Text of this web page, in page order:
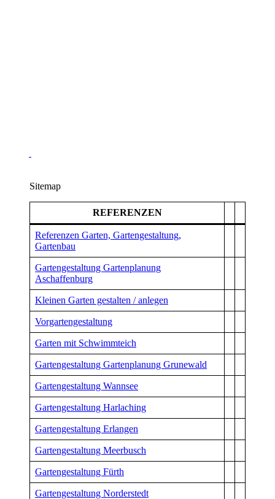
Sitemap
REFERENZEN
Referenzen Garten, Gartengestaltung,
Gartenbau
Gartengestaltung Gartenplanung
Aschaffenburg
Kleinen Garten gestalten / anlegen
Vorgartengestaltung
Garten mit Schwimmteich
Gartengestaltung Gartenplanung Grunewald
Gartengestaltung Wannsee
Gartengestaltung Harlaching
Gartengestaltung Erlangen
Gartengestaltung Meerbusch
Gartengestaltung Fürth
Gartengestaltung Norderstedt